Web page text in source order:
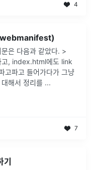
4
webmanifest)
은 다음과 같았다. >
고, index.html에도 link
고파고 들어가다가 그냥
해서 정리를 ...
7